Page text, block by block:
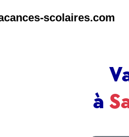
scolaires.com
à